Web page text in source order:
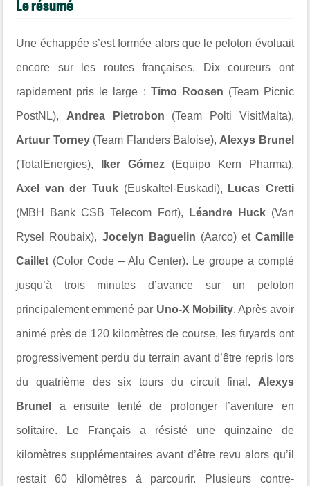
Le résumé
Une échappée s’est formée alors que le peloton évoluait
encore sur les routes françaises. Dix coureurs ont
rapidement pris le large : Timo Roosen (Team Picnic
PostNL), Andrea Pietrobon (Team Polti VisitMalta),
Artuur Torney(Team Flanders Baloise), Alexys Brunel
(TotalEnergies), Iker Gómez(Equipo Kern Pharma),
Axel van der Tuuk (Euskaltel-Euskadi), Lucas Cretti
(MBH Bank CSB Telecom Fort), Léandre Huck(Van
Rysel Roubaix), Jocelyn Baguelin (Aarco) et Camille
Caillet (Color Code – Alu Center). Le groupe a compté
jusqu’à trois minutes d’avance sur un peloton
principalement emmené par Uno-X Mobility. Après avoir
animé près de 120 kilomètres de course, les fuyards ont
progressivement perdu du terrain avant d’être repris lors
du quatrième des six tours du circuit final. Alexys
Brunel a ensuite tenté de prolonger l’aventure en
solitaire. Le Français a résisté une quinzaine de
kilomètres supplémentaires avant d’être revu alors qu’il
restait 60 kilomètres à parcourir. Plusieurs contre-